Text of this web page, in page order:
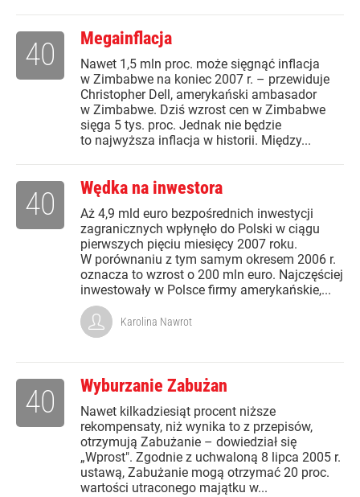
Megainflacja
Nawet 1,5 mln proc. może sięgnąć inflacja
w Zimbabwe na koniec 2007 r. – przewiduje
Christopher Dell, amerykański ambasador
w Zimbabwe. Dziś wzrost cen w Zimbabwe
sięga 5 tys. proc. Jednak nie będzie
to najwyższa inflacja w historii. Między...
40
Wędka na inwestora
Aż 4,9 mld euro bezpośrednich inwestycji
zagranicznych wpłynęło do Polski w ciągu
pierwszych pięciu miesięcy 2007 roku.
W porównaniu z tym samym okresem 2006 r.
oznacza to wzrost o 200 mln euro. Najczęściej
inwestowały w Polsce firmy amerykańskie,...
40
Karolina Nawrot
Wyburzanie Zabużan
Nawet kilkadziesiąt procent niższe
rekompensaty, niż wynika to z przepisów,
otrzymują Zabużanie – dowiedział się
„Wprost". Zgodnie z uchwaloną 8 lipca 2005 r.
ustawą, Zabużanie mogą otrzymać 20 proc.
wartości utraconego majątku w...
40